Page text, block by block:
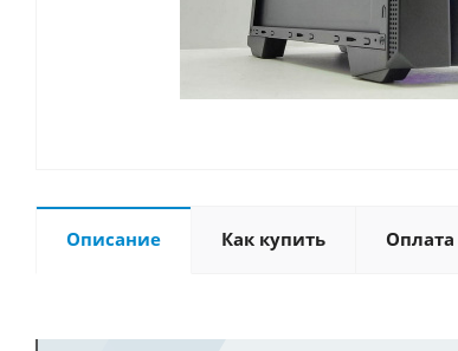
Описание Как купить Оплата